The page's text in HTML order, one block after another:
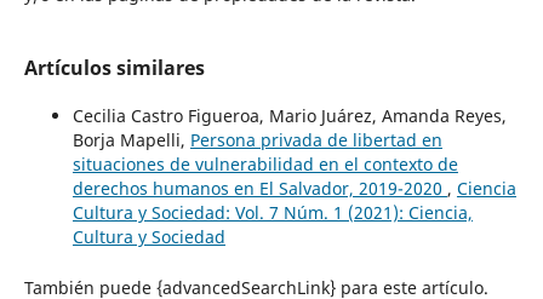
Artículos similares
Cecilia Castro Figueroa, Mario Juárez, Amanda Reyes,
Borja Mapelli, Persona privada de libertad en
situaciones de vulnerabilidad en el contexto de
derechos humanos en El Salvador, 2019-2020 , Ciencia
Cultura y Sociedad: Vol. 7 Núm. 1 (2021): Ciencia,
Cultura y Sociedad
También puede {advancedSearchLink} para este artículo.